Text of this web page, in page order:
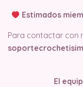
Estimados
Para contactar con
El